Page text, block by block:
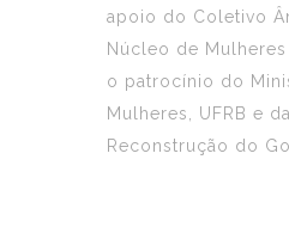
apoio do Coletivo
Núcleo de
o patrocínio do
Mulheres, UFRB e
Reconstrução do